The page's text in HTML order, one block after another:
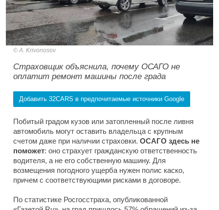
A. Krivonosov
Страховщик объяснила, почему ОСАГО не
оплатит ремонт машины после града
Добавить 32CARS в предпочитаемые источники Google
Побитый градом кузов или затопленный после ливня
автомобиль могут оставить владельца с крупным
счетом даже при наличии страховки. ОСАГО здесь не
поможет: оно страхует гражданскую ответственность
водителя, а не его собственную машину. Для
возмещения погодного ущерба нужен полис каско,
причем с соответствующими рисками в договоре.
По статистике Росгосстраха, опубликованной